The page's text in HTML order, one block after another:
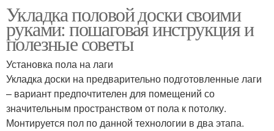
Укладка половой доски своими
руками: пошаговая инструкция и
полезные советы
Установка пола на лаги
Укладка доски на предварительно подготовленные лаги
– вариант предпочтителен для помещений со
значительным пространством от пола к потолку.
Монтируется пол по данной технологии в два этапа.